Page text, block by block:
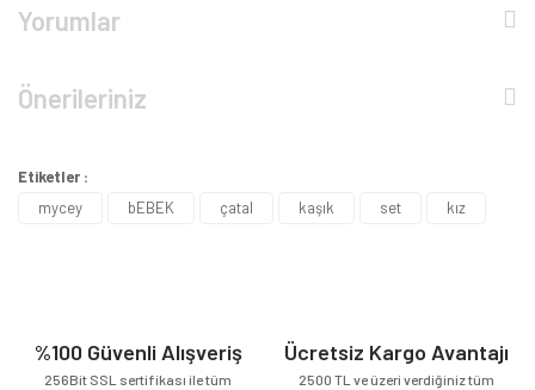
Yorumlar
Önerileriniz
Etiketler :
mycey
bEBEK çatal kaşık set kız
%100 Güvenli Alışveriş
256Bit SSL sertifikası ile tüm
Ücretsiz Kargo Avantajı
2500 TL ve üzeri verdiğiniz tüm